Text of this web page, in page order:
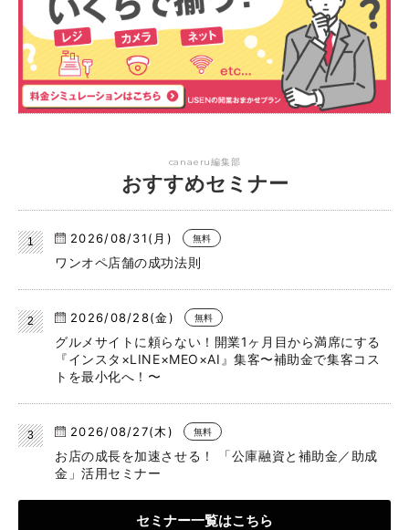
canaeru編集部
おすすめセミナー
2026/08/31(月) 無料
ワンオペ店舗の成功法則
2026/08/28(金) 無料
グルメサイトに頼らない！開業1ヶ月目から満席にする
『インスタ×LINE×MEO×AI』集客〜補助金で集客コス
トを最小化へ！〜
2026/08/27(木) 無料
お店の成長を加速させる！ 「公庫融資と補助金／助成
金」活用セミナー
セミナー一覧はこちら